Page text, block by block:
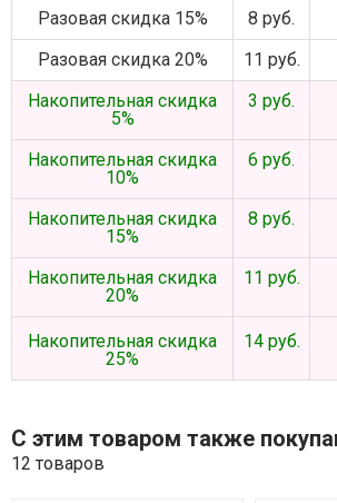
Разовая скидка 15%
8 руб.
Разовая скидка 20%
11 руб.
Накопительная скидка
5%
3 руб.
Накопительная скидка
10%
6 руб.
Накопительная скидка
15%
8 руб.
Накопительная скидка
20%
11 руб.
Накопительная скидка
25%
14 руб.
С этим товаром также
12 товаров